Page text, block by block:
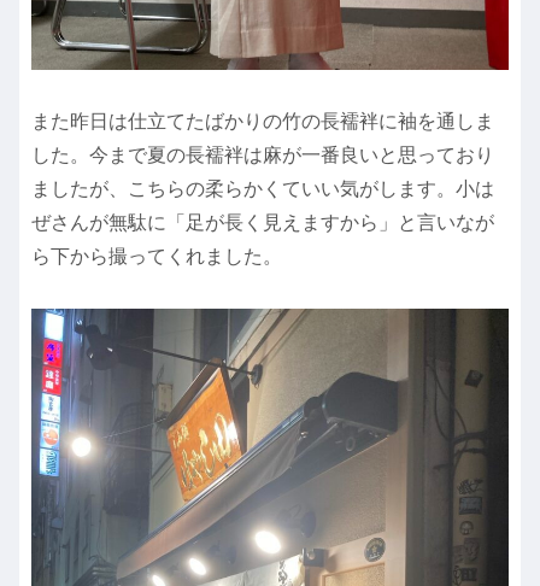
また昨日は仕立てたばかりの竹の長襦袢に袖を通しま
した。今まで夏の長襦袢は麻が一番良いと思っており
ましたが、こちらの柔らかくていい気がします。小は
ぜさんが無駄に「足が長く見えますから」と言いなが
ら下から撮ってくれました。